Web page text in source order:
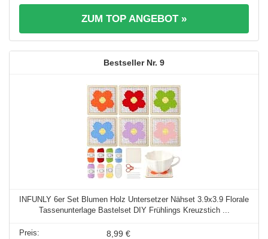
ZUM TOP ANGEBOT »
9
INFUNLY 6er Set Blumen Holz Untersetzer Nähset 3.9x3.9 Florale
Tassenunterlage Bastelset DIY Frühlings Kreuzstich ...
8,99 €